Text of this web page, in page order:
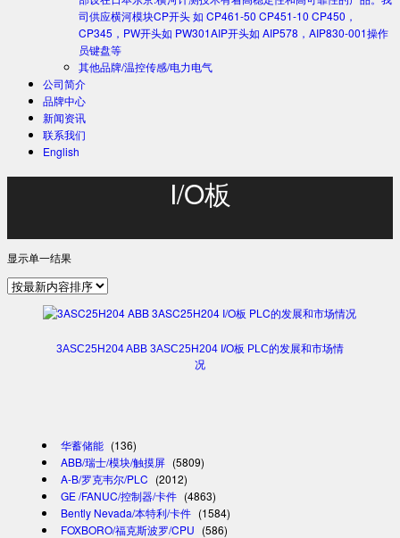
司供应横河模块CP开头 如 CP461-50 CP451-10 CP450，
CP345，PW开头如 PW301AIP开头如 AIP578，AIP830-001操作
员键盘等
其他品牌/温控传感/电力电气
公司简介
品牌中心
新闻资讯
联系我们
English
I/O板
显示单一结果
3ASC25H204 ABB 3ASC25H204 I/O板 PLC的发展和市场情
况
华蓄储能 (136)
ABB/瑞士/模块/触摸屏 (5809)
A-B/罗克韦尔/PLC (2012)
GE /FANUC/控制器/卡件 (4863)
Bently Nevada/本特利/卡件 (1584)
FOXBORO/福克斯波罗/CPU (586)